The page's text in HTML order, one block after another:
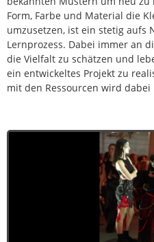
Form, Farbe und Material die
umzusetzen, ist ein stetig aufs
Lernprozess. Dabei immer an
die Vielfalt zu schätzen und
ein entwickeltes Projekt zu
mit den Ressourcen wird